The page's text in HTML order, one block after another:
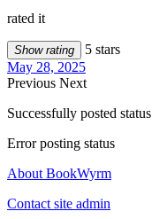
rated it
Show rating
5 stars
May 28, 2025
Previous Next
Successfully posted status
Error posting status
About BookWyrm
Contact site admin